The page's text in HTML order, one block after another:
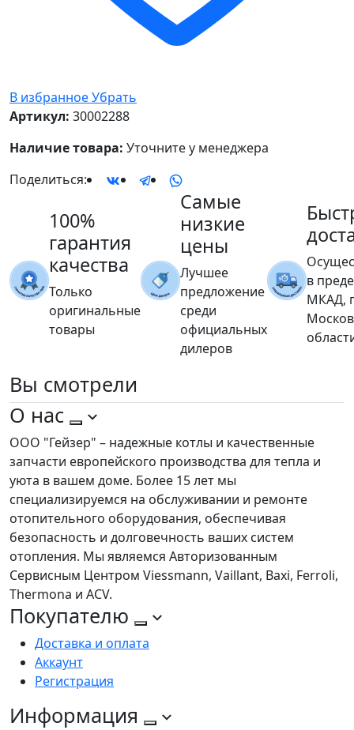
В избранноеУбрать
Артикул: 30002288
Наличие товара: Уточните у менеджера
Поделиться:
100%
гарантия
качества
Только
оригинальные
товары
Самые
низкие
цены
Лучшее
предложение
среди
официальных
дилеров
в
МКАД,
Вы смотрели
О нас
ООО "Гейзер" – надежные котлы и качественные
запчасти европейского производства для тепла и
уюта в вашем доме. Более 15 лет мы
специализируемся на обслуживании и ремонте
отопительного оборудования, обеспечивая
безопасность и долговечность ваших систем
отопления. Мы являемся Авторизованным
Сервисным Центром Viessmann, Vaillant, Baxi, Ferroli,
Thermona и ACV.
Покупателю
Доставка и оплата
Аккаунт
Регистрация
Информация